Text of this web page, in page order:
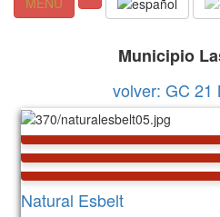
Municipio
volver: GC 21
Natural Esbelt